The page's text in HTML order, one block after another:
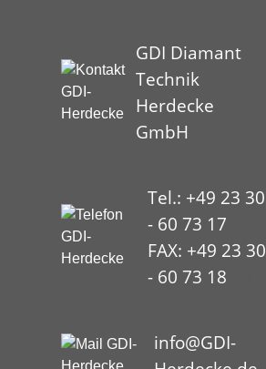
GDI Diamant
Technik
Herdecke
GmbH
Tel.: +49 23 30
- 60 73 17
FAX: +49 23 30
- 60 73 18
info@GDI-